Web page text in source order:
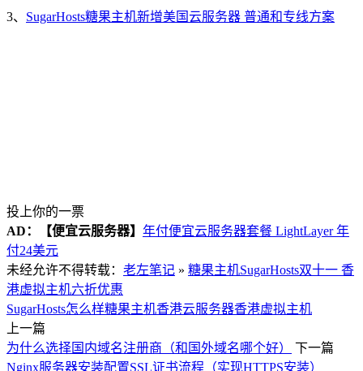
3、 SugarHosts糖果主机新增美国云服务器 普通和专线方案
投上你的一票
AD：
【便宜云服务器】 年付便宜云服务器套餐 LightLayer 年
付24美元
未经允许不得转载： 老左笔记 » 糖果主机SugarHosts双十一 香
港虚拟主机六折优惠
SugarHosts怎么样糖果主机香港云服务器香港虚拟主机
上一篇
为什么选择国内域名注册商（和国外域名哪个好）
下一篇
Nginx服务器安装配置SSL证书流程（实现HTTPS安装）